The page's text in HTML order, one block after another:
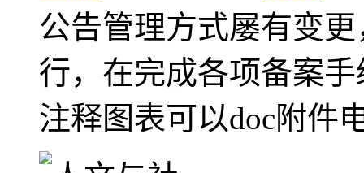
公告管理方式屡有变
行，在完成各项备案
注释图表可以doc附件